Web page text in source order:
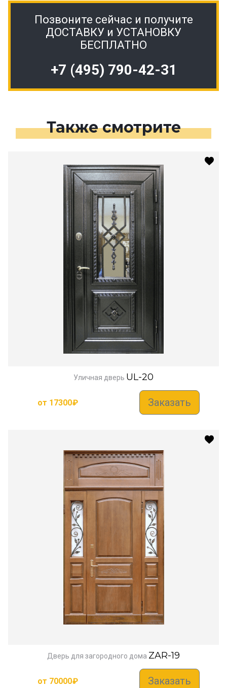
Позвоните сейчас и получите
ДОСТАВКУ и УСТАНОВКУ
БЕСПЛАТНО
+7 (495) 790-42-31
Также смотрите
Уличная дверь UL-20
от 17300₽ Заказать
Дверь для загородного дома ZAR-19
от 70000₽ Заказать